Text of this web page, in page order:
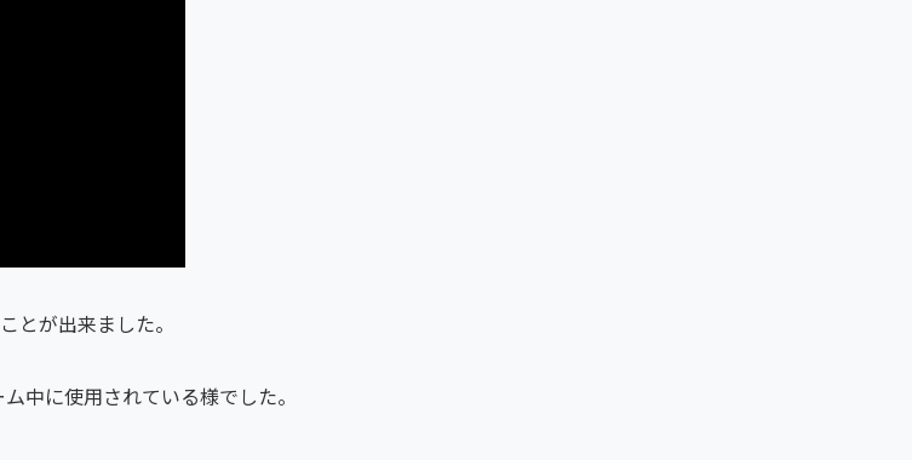
とが出来ました。
中に使用されている様でした。